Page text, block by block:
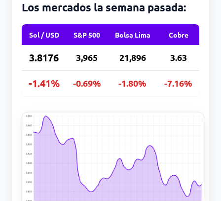
Los mercados la semana pasada:
Sol / USD S&P 500 Bolsa Lima Cobre
3.8176 3,965 21,896 3.63
-1.41% -0.69% -1.80% -7.16%